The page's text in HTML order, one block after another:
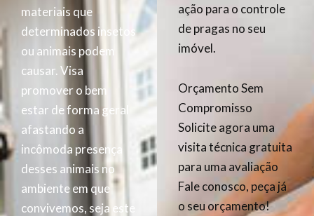
materiais que
determinados insetos
ou animais podem
causar. Visa
promover o bem
estar de forma geral
afastando a
incômoda presença
desses animais no
ambiente em que
convivemos, seja este
ação para o controle
de pragas no seu
imóvel.
Orçamento Sem
Compromisso
Solicite agora uma
visita técnica gratuita
para uma avaliação
Fale conosco, peça já
o seu orçamento!